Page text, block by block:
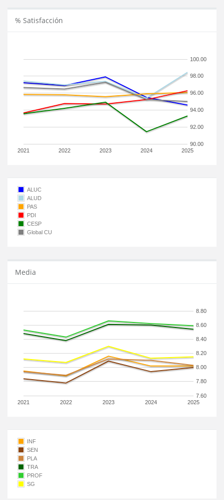
% Satisfacción
2021 2022 2023 2024 2025
90.00
92.00
94.00
96.00
98.00
100.00
ALUC
ALUD
PAS
PDI
CESP
Global CU
Media
2021 2022 2023 2024 2025
7.60
7.80
8.00
8.20
8.40
8.60
8.80
INF
SEN
PLA
TRA
PROF
SG